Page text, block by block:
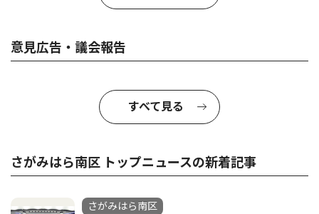
意見広告・議会報告
すべて見る
さがみはら南区 トップニュースの新着記事
さがみはら南区